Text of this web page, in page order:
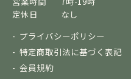
定休日
なし
プライバシーポリシー
特定商取引法に基づく表記
会員規約